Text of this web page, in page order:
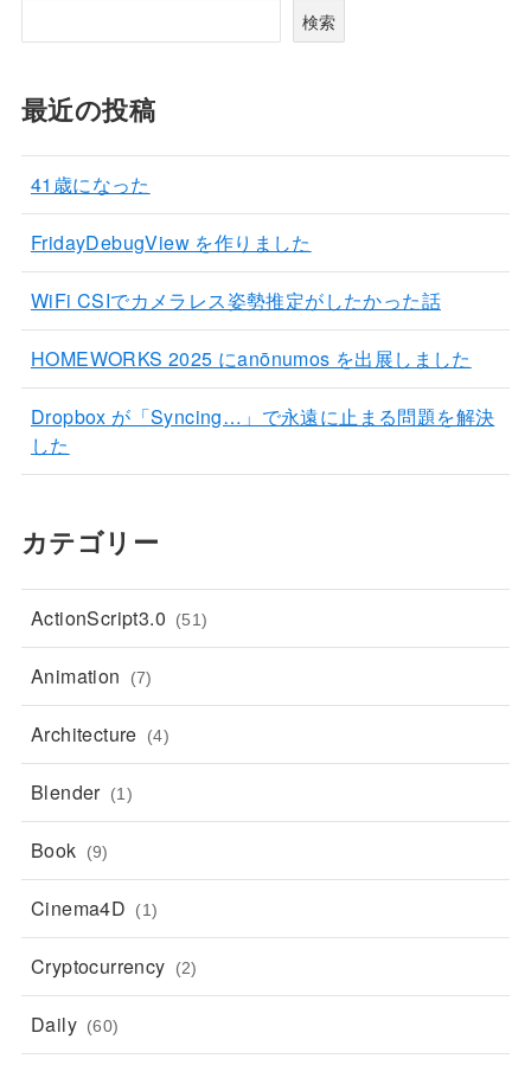
検索
最近の投稿
41歳になった
FridayDebugView を作りました
WiFi CSIでカメラレス姿勢推定がしたかった話
HOMEWORKS 2025 にanōnumos を出展しました
Dropbox が「Syncing…」で永遠に止まる問題を解決
した
カテゴリー
ActionScript3.0 (51)
Animation (7)
Architecture (4)
Blender (1)
Book (9)
Cinema4D (1)
Cryptocurrency (2)
Daily (60)